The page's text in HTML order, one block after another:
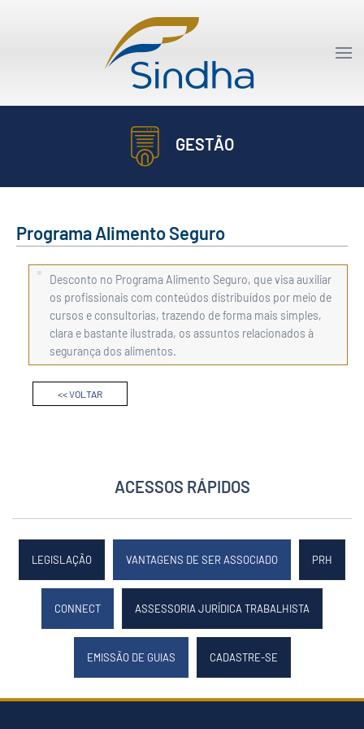
GESTÃO
Programa Alimento Seguro
Desconto no Programa Alimento Seguro, que visa auxiliar
os profissionais com conteúdos distribuídos por meio de
cursos e consultorias, trazendo de forma mais simples,
clara e bastante ilustrada, os assuntos relacionados à
segurança dos alimentos.
<< VOLTAR
ACESSOS RÁPIDOS
LEGISLAÇÃO VANTAGENS DE SER ASSOCIADO PRH
CONNECT ASSESSORIA JURÍDICA TRABALHISTA
EMISSÃO DE GUIAS CADASTRE-SE